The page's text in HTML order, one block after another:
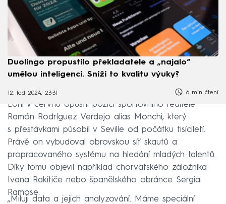
Duolingo propustilo překladatele a „najalo“
umělou inteligenci. Sníží to kvalitu výuky?
12. led 2024, 23:31 6 min čtení
Loni v červnu opustil pozici sportovního ředitele
Ramón Rodríguez Verdejo alias Monchi, který
s přestávkami působil v Seville od počátku tisíciletí.
Právě on vybudoval obrovskou síť skautů a
propracovaného systému na hledání mladých talentů.
Díky tomu objevil například chorvatského záložníka
Ivana Rakitiče nebo španělského obránce Sergia
Ramose.
„Miluji data a jejich analyzování. Máme speciální